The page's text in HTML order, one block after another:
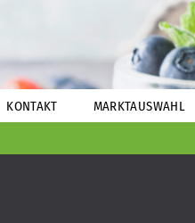
KONTAKT MARKTAUSWAHL